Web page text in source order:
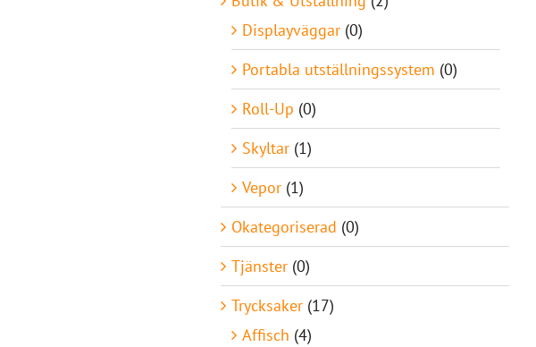
Displayväggar (0)
Portabla utställningssystem (0)
Roll-Up (0)
Skyltar (1)
Vepor (1)
Okategoriserad (0)
Tjänster (0)
Trycksaker (17)
Affisch (4)